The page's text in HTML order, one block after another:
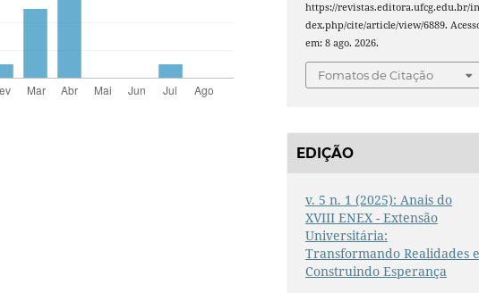
https://revistas.editora.ufcg.edu.br/in
dex.php/cite/article/view/6889.
em: 8 ago. 2026.
Fomatos de Citação
EDIÇÃO
v. 5 n. 1 (2025): Anais do
XVIII ENEX - Extensão
Universitária:
Transformando Realidades e
Construindo Esperança